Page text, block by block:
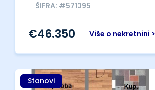
ŠIFRA: #571095
Više o nekretnini >
€46.350
Stanovi